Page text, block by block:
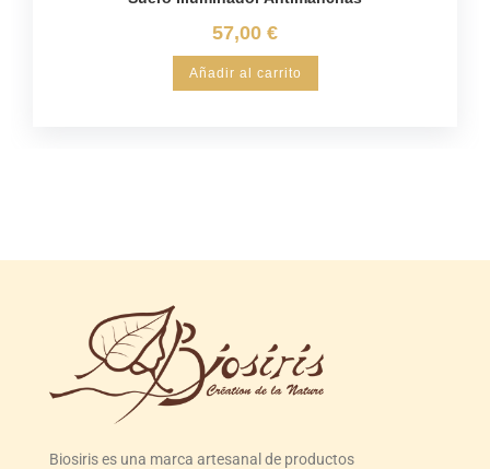
57,00 €
Añadir al carrito
Biosiris es una marca artesanal de productos